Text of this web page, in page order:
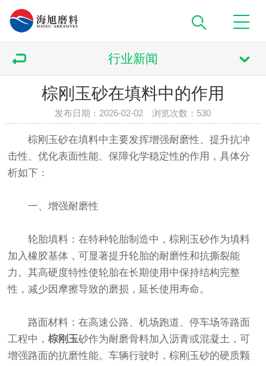
行业新闻
棕刚玉砂在填料中的作用
发布日期：2026-02-02 浏览次数： 530
棕刚玉砂在填料中主要发挥增强耐磨性、提升抗冲
击性、优化表面性能、保障化学稳定性的作用，具体分
析如下：
一、增强耐磨性
轮胎填料：在特种轮胎制造中，棕刚玉砂作为填料
加入橡胶基体，可显著提升轮胎的耐磨性和抗撕裂能
力。其高硬度特性使轮胎在长期使用中保持结构完整
性，减少因摩擦导致的磨损，延长使用寿命。
路面材料：在高速公路、机场跑道、停车场等路面
工程中，棕刚玉砂作为耐磨骨料加入沥青或混凝土，可
增强路面的抗磨性能。车辆行驶时，棕刚玉砂的硬质颗